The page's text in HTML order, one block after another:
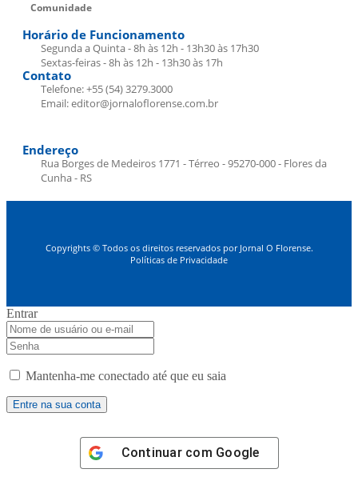
Comunidade
Horário de Funcionamento
Segunda a Quinta - 8h às 12h - 13h30 às 17h30
Sextas-feiras - 8h às 12h - 13h30 às 17h
Contato
Telefone: +55 (54) 3279.3000
Email: editor@jornaloflorense.com.br
Endereço
Rua Borges de Medeiros 1771 - Térreo - 95270-000 - Flores da
Cunha - RS
Copyrights © Todos os direitos reservados por Jornal O Florense.
Políticas de Privacidade
Entrar
Mantenha-me conectado até que eu saia
Continuar com Google